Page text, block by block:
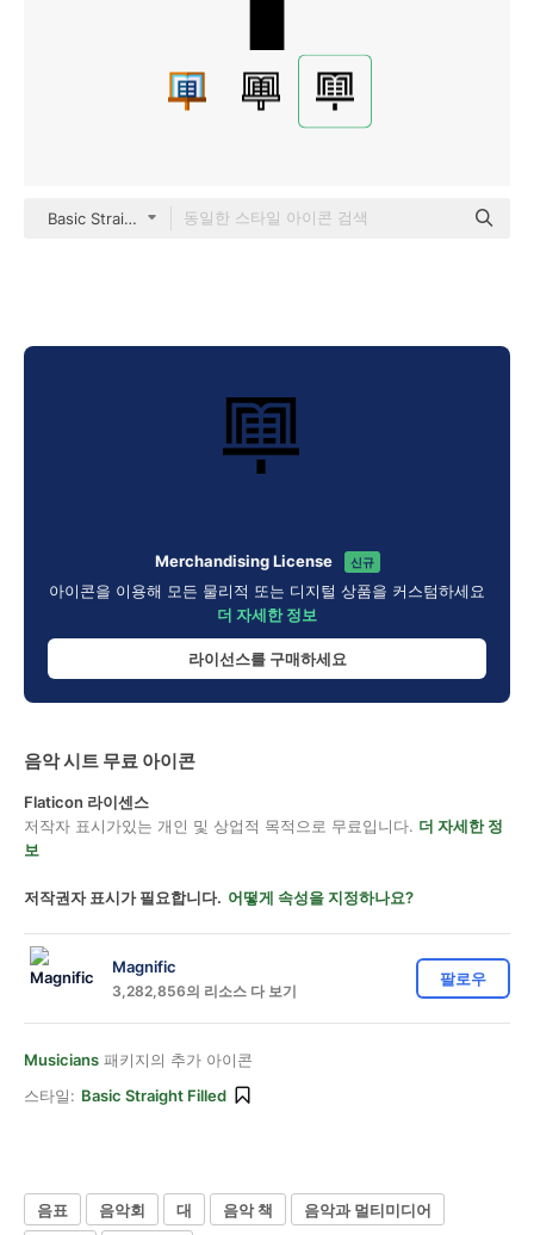
Basic Straight Filled
Merchandising License 신규
아이콘을 이용해 모든 물리적 또는 디지털 상품을 커스텀하세요
더 자세한 정보
라이선스를 구매하세요
음악 시트 무료 아이콘
Flaticon 라이센스
저작자 표시가있는 개인 및 상업적 목적으로 무료입니다. 더 자세한 정
보
저작권자 표시가 필요합니다. 어떻게 속성을 지정하나요?
Magnific
3,282,856의 리소스 다 보기
팔로우
Musicians 패키지의 추가 아이콘
스타일: Basic Straight Filled
음표 음악회 대 음악 책
음악과 멀티미디어